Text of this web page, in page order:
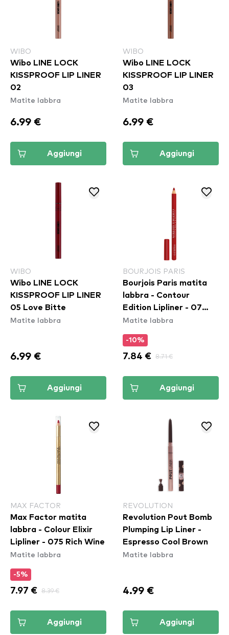
WIBO
Wibo LINE LOCK
KISSPROOF LIP LINER
02
Matite labbra
6.99 €
Aggiungi
WIBO
Wibo LINE LOCK
KISSPROOF LIP LINER
03
Matite labbra
6.99 €
Aggiungi
WIBO
Wibo LINE LOCK
KISSPROOF LIP LINER
05 Love Bitte
Matite labbra
6.99 €
Aggiungi
BOURJOIS PARIS
Bourjois Paris matita
labbra - Contour
Edition Lipliner - 07
Cherry Boom Boom
Matite labbra
-10%
7.84 € 8.71 €
Aggiungi
MAX FACTOR
Max Factor matita
labbra - Colour Elixir
Lipliner - 075 Rich Wine
Matite labbra
-5%
7.97 € 8.39 €
Aggiungi
REVOLUTION
Revolution Pout Bomb
Plumping Lip Liner -
Espresso Cool Brown
Matite labbra
4.99 €
Aggiungi